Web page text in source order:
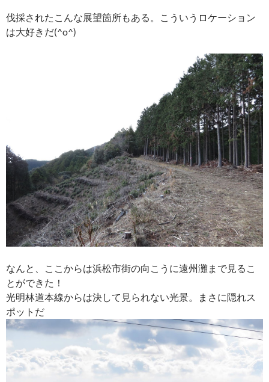
伐採されたこんな展望箇所もある。こういうロケーション
は大好きだ(^o^)
なんと、ここからは浜松市街の向こうに遠州灘まで見るこ
とができた！
光明林道本線からは決して見られない光景。まさに隠れス
ポットだ